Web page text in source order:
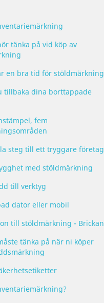
tänka på vid köp av
en bra tid för stöldmärkning
tillbaka dina borttappade
fem
steg till ett tryggare företag
med stöldmärkning
till verktyg
dator eller mobil
till stöldmärkning - Brickan
tänka på när ni köper